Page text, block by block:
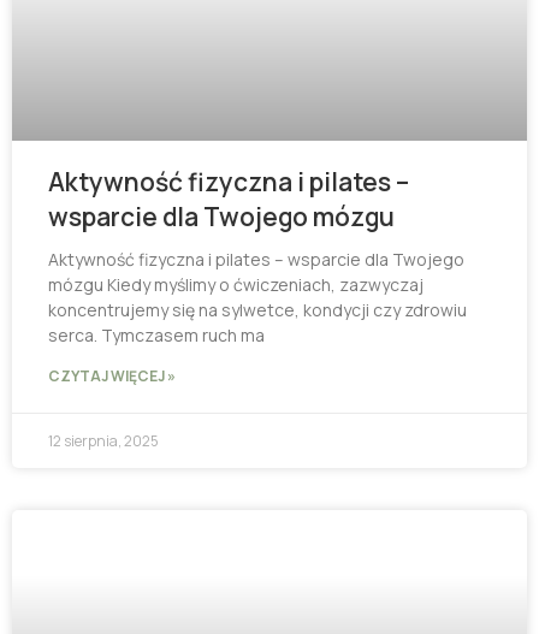
Aktywność fizyczna i pilates –
wsparcie dla Twojego mózgu
Aktywność fizyczna i pilates – wsparcie dla Twojego
mózgu Kiedy myślimy o ćwiczeniach, zazwyczaj
koncentrujemy się na sylwetce, kondycji czy zdrowiu
serca. Tymczasem ruch ma
CZYTAJ WIĘCEJ »
12 sierpnia, 2025